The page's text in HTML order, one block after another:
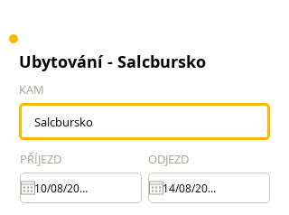
Ubytování - Salcbursko
KAM
PŘÍJEZD ODJEZD